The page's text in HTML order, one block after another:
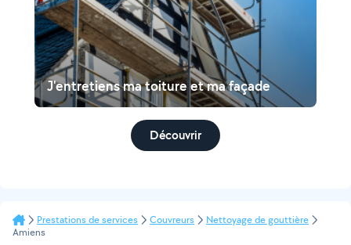
J'entretiens ma toiture et ma façade
Découvrir
Prestations de services Couvreurs
Nettoyage de gouttière
Amiens